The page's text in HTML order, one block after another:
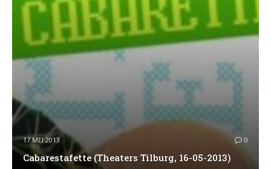
17 MEI 2013 0
Cabarestafette (Theaters Tilburg, 16-05-2013)